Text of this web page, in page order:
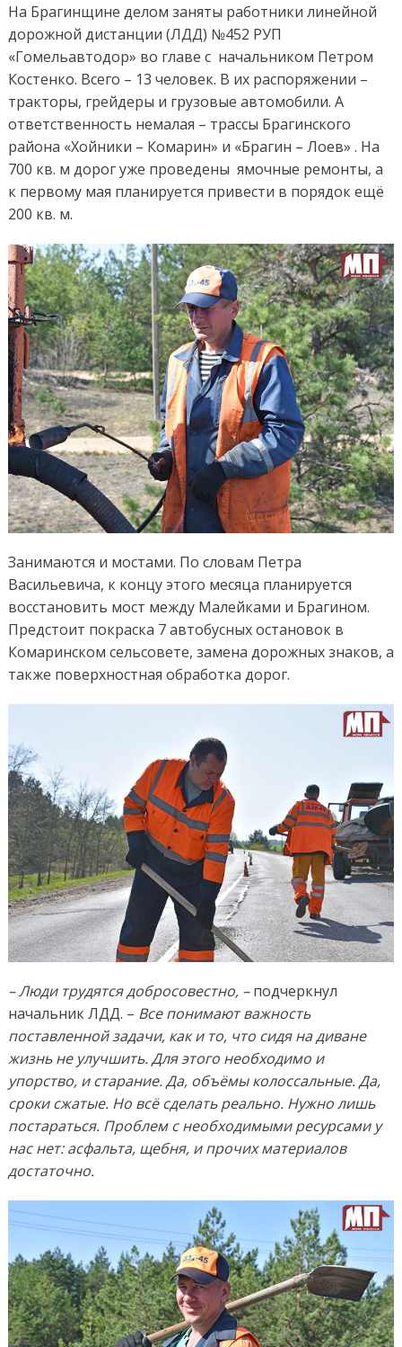
На Брагинщине делом заняты работники линейной
дорожной дистанции (ЛДД) №452 РУП
«Гомельавтодор» во главе с начальником Петром
Костенко. Всего – 13 человек. В их распоряжении –
тракторы, грейдеры и грузовые автомобили. А
ответственность немалая – трассы Брагинского
района «Хойники – Комарин» и «Брагин – Лоев» . На
700 кв. м дорог уже проведены ямочные ремонты, а
к первому мая планируется привести в порядок ещё
200 кв. м.
Занимаются и мостами. По словам Петра
Васильевича, к концу этого месяца планируется
восстановить мост между Малейками и Брагином.
Предстоит покраска 7 автобусных остановок в
Комаринском сельсовете, замена дорожных знаков, а
также поверхностная обработка дорог.
– Люди трудятся добросовестно, –подчеркнул
начальник ЛДД. – Все понимают важность
поставленной задачи, как и то, что сидя на диване
жизнь не улучшить. Для этого необходимо и
упорство, и старание. Да, объёмы колоссальные. Да,
сроки сжатые. Но всё сделать реально. Нужно лишь
постараться. Проблем с необходимыми ресурсами у
нас нет: асфальта, щебня, и прочих материалов
достаточно.